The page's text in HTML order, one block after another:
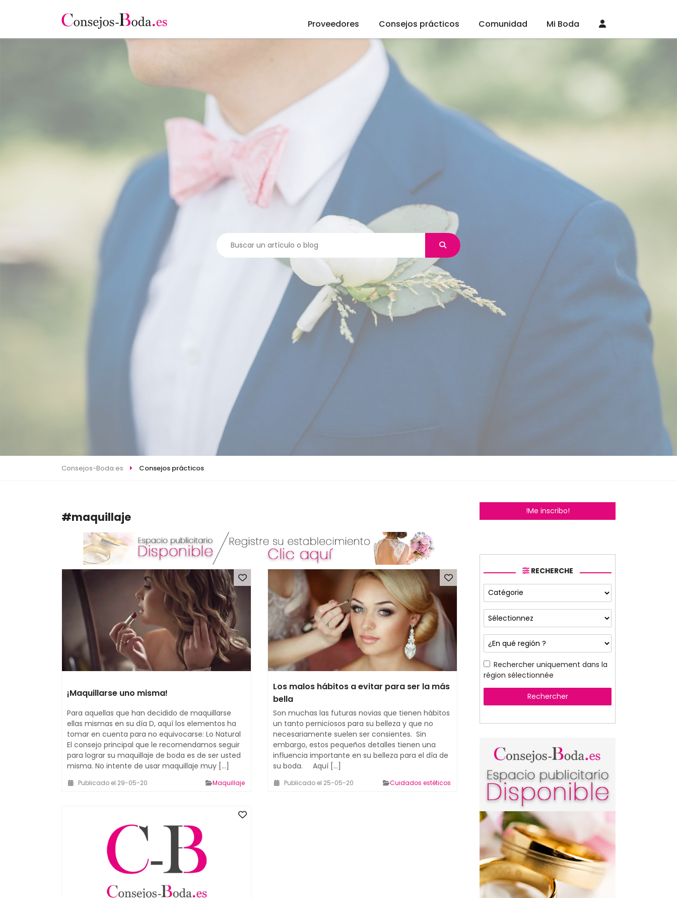
Proveedores Consejos prácticos Comunidad Mi Boda
Consejos-Boda.es Consejos prácticos
#maquillaje
¡Maquillarse uno misma!
Para aquellas que han decidido de maquillarse
ellas mismas en su día D, aquí los elementos ha
tomar en cuenta para no equivocarse: Lo Natural
El consejo principal que le recomendamos seguir
para lograr su maquillaje de boda es de ser usted
misma. No intente de usar maquillaje muy [...]
Publicado el 29-05-20 Maquillaje
Los malos hábitos a evitar para ser la más
bella
Son muchas las futuras novias que tienen hábitos
un tanto perniciosos para su belleza y que no
necesariamente suelen ser consientes. Sin
embargo, estos pequeños detalles tienen una
influencia importante en su belleza para el día de
su boda. Aquí [...]
Publicado el 25-05-20 Cuidados estéticos
!Me inscribo!
RECHERCHE
Rechercher uniquement dans la
région sélectionnée
Rechercher